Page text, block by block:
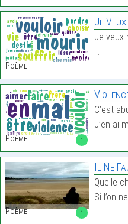
Poème:
Je
Je veux
…
1
Poème:
C’est
J’en ai
1
Poème:
Il Ne
Quelle
Si l’on